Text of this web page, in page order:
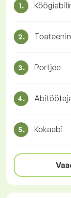
1.
2.
3. Portjee
4.
5. Kokaabi